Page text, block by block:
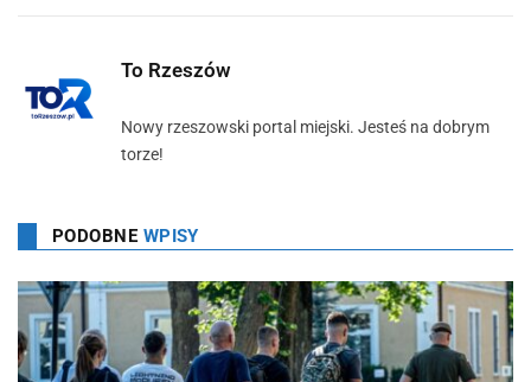
To Rzeszów
Nowy rzeszowski portal miejski. Jesteś na dobrym
torze!
PODOBNE WPISY